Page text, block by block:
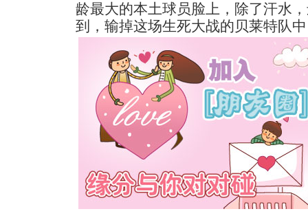
龄最大的本土球员脸上，除了汗水
到，输掉这场生死大战的贝莱特队